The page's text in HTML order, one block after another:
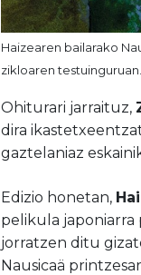
Haizearen bailarako
zikloaren
Ohiturari jarraituz,
dira
gaztelaniaz
Edizio honetan,
pelikula japoniarra
jorratzen ditu
Nausicaä